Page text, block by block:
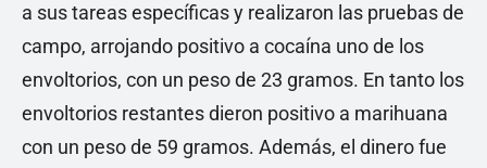
a sus tareas específicas y realizaron las pruebas de
campo, arrojando positivo a cocaína uno de los
envoltorios, con un peso de 23 gramos. En tanto los
envoltorios restantes dieron positivo a marihuana
con un peso de 59 gramos. Además, el dinero fue